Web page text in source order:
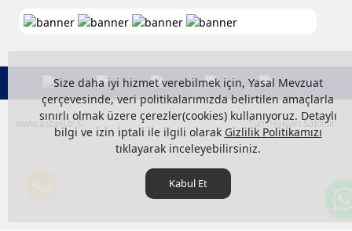
Size daha iyi hizmet verebilmek için, Yasal Mevzuat
çerçevesinde, veri politikalarımızda belirtilen amaçlarla
sınırlı olmak üzere çerezler(cookies) kullanıyoruz. Detaylı
bilgi ve izin iptali ile ilgili olarak Gizlilik Politikamızı
tıklayarak inceleyebilirsiniz.
Kabul Et
www.asbell.tr © Tüm Hakları Saklıdır.